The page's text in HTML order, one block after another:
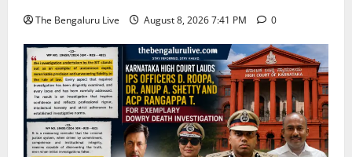
The Bengaluru Live August 8, 2026 7:41 PM 0